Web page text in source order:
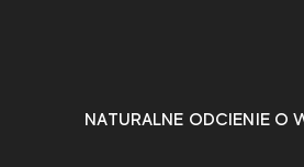
NATURALNE ODCIENIE O